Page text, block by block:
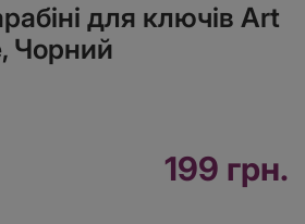
для ключів Art
Чорний
199 грн.